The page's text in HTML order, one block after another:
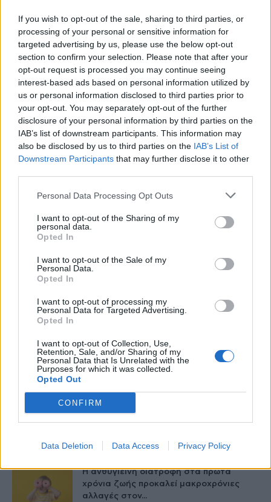
If you wish to opt-out of the sale, sharing to third parties, or
processing of your personal or sensitive information for
targeted advertising by us, please use the below opt-out
section to confirm your selection. Please note that after your
opt-out request is processed you may continue seeing
interest-based ads based on personal information utilized by
us or personal information disclosed to third parties prior to
your opt-out. You may separately opt-out of the further
disclosure of your personal information by third parties on the
IAB’s list of downstream participants. This information may
also be disclosed by us to third parties on the IAB’s List of
Downstream Participants that may further disclose it to other
Personal Data Processing Opt Outs
I want to opt-out of the Sharing of my
personal data.
Opted In
I want to opt-out of the Sale of my
Personal Data.
Opted In
I want to opt-out of processing my
Personal Data for Targeted Advertising.
Opted In
I want to opt-out of Collection, Use,
Retention, Sale, and/or Sharing of my
Personal Data that Is Unrelated with the
Purposes for which it was collected.
Opted Out
CONFIRM
Data Deletion Data Access Privacy Policy
Δείτε Ακόμη
Μεταπροπονητική πείνα: Ο λόγος που
θέλεις να καταβροχθίσεις τα πάντα
μετά...
27 Φεβρουαρίου 2026
Γαστρικός Δακτύλιος: Γιατί πρέπει να
27 Φεβρουαρίου 2026
Ποια διατροφή μπορεί να βοηθήσει;
Παχυσαρκία: Οι φαρμακευτικές
θεραπείες που αλλάζουν τα δεδομένα
Ναυτία – Όσα πρέπει να γνωρίζεις και
Η ανθυγιεινή διατροφή στα πρώτα
χρόνια ζωής προκαλεί μακροχρόνιες
αλλαγές στον...